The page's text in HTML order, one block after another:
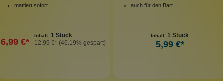
mattiert sofort
Inhalt: 1 Stück
6,99 €* 12,99 €* (46.19% gespart)
auch für den Bart
Inhalt: 1 Stück
5,99 €*